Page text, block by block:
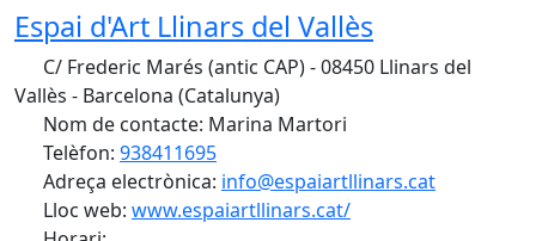
Espai d'Art Llinars del Vallès
C/ Frederic Marés (antic CAP) - 08450 Llinars del
Vallès - Barcelona (Catalunya)
Nom de contacte: Marina Martori
Telèfon: 938411695
Adreça electrònica: info@espaiartllinars.cat
Lloc web: www.espaiartllinars.cat/